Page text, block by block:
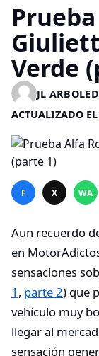
Verde
JL
ACTUALIZADO
F X WA
Aun recuerdo
en
sensaciones
1 , parte 2) que
vehículo muy
llegar al
sensación